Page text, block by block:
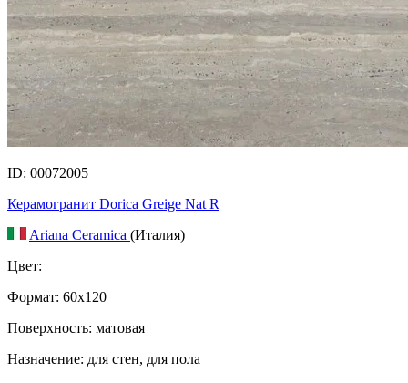
ID: 00072005
Керамогранит Dorica Greige Nat R
Ariana Ceramica (Италия)
Цвет:
Формат: 60x120
Поверхность: матовая
Назначение: для стен, для пола